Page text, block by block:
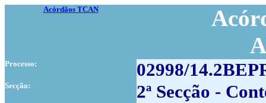
Acórdãos TCAN
Processo: 02998/
Secção: 2ª Secção -